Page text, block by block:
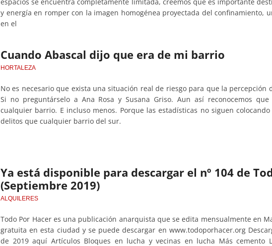
y energía en romper con la imagen homogénea proyectada del confinamiento,
en el
Cuando Abascal dijo que era de mi barrio
HORTALEZA
No es necesario que exista una situación real de riesgo para que la percepción
Si no preguntárselo a Ana Rosa y Susana Griso. Aun así reconocemos
cualquier barrio. E incluso menos. Porque las estadísticas no siguen
delitos que cualquier barrio del sur.
Ya está disponible para descargar el nº 104 de
(Septiembre 2019)
ALQUILERES
Todo Por Hacer es una publicación anarquista que se edita mensualmente en
gratuita en esta ciudad y se puede descargar en www.todoporhacer.org
de 2019 aquí Artículos Bloques en lucha y vecinas en lucha Más cemento